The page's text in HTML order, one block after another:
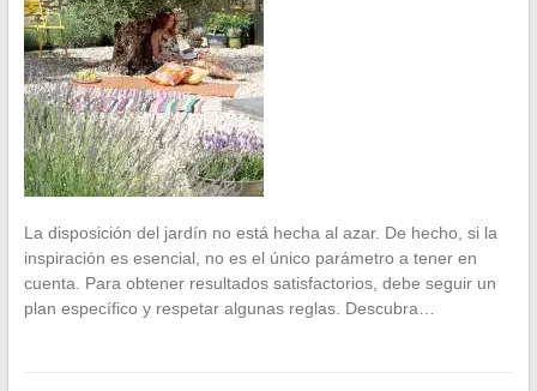
La disposición del jardín no está hecha al azar. De hecho, si la
inspiración es esencial, no es el único parámetro a tener en
cuenta. Para obtener resultados satisfactorios, debe seguir un
plan específico y respetar algunas reglas. Descubra…